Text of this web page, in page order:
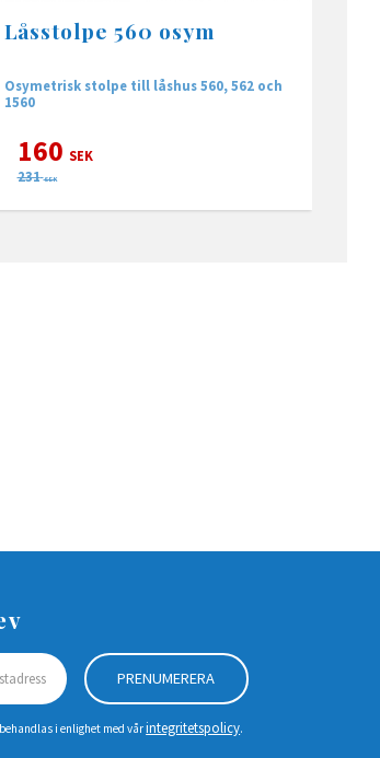
Låsstolpe 560 osym
Osymetrisk stolpe till låshus 560, 562 och
1560
160 SEK
231 SEK
PRENUMERERA
i enlighet med vårintegritetspolicy.